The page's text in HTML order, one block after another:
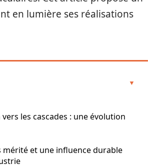
en lumière ses réalisations
les cascades : une évolution
mérité et une influence durable